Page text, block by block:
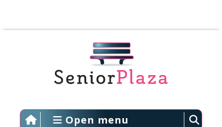
Open menu